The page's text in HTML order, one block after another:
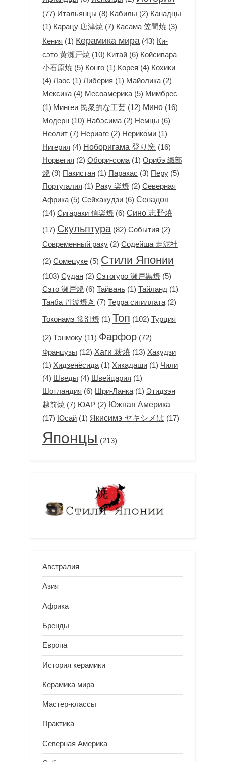
(77) Итальянцы (8) Кабилы (2) Канадцы
(1) Карацу 唐津焼 (7) Касама 笠間焼 (3)
Кения (1) Керамика мира (43) Ки-
сэто 黄瀬戸焼 (10) Китай (6) Койсивара
小石原焼 (5) Конго (1) Корея (4) Кохики
(4) Лаос (1) Либерия (1) Майолика (2)
Мексика (4) Месоамерика (5) Мимбрес
(1) Мингеи 民衆的な工芸 (12) Мино (16)
Модерн (10) Набэсима (2) Немцы (6)
Неолит (7) Нериаге (2) Нерикоми (1)
Нигерия (4) Ноборигама 登り窯 (16)
Норвегия (2) Обори-сома (1) Орибэ 織部
焼 (9) Пакистан (1) Паракас (3) Перу (5)
Португалия (1) Раку 楽焼 (2) Северная
Африка (5) Сейхакудзи (6) Селадон
(14) Сигараки 信楽焼 (6) Сино 志野焼
(17) Скульптура (82) События (2)
Современный раку (2) Содейша 走泥社
(2) Сомецуке (5) Стили Японии
(103) Судан (2) Сэтогуро 瀬戸黒焼 (5)
Сэто 瀬戸焼 (6) Тайвань (1) Тайланд (1)
Танба 丹波焼き (7) Терра сигиллата (2)
Токонамэ 常滑焼 (1) Топ (102) Турция
(2) Тэнмоку (11) Фарфор (72)
Французы (12) Хаги 萩焼 (13) Хакудзи
(1) Хидзенёсида (1) Хикадаши (1) Чили
(4) Шведы (4) Швейцария (1)
Шотландия (6) Шри-Ланка (1) Этидзэн
越前焼 (7) ЮАР (2) Южная Америка
(17) Юсай (1) Якисимэ ヤキシメは (17)
Японцы (213)
Австралия
Азия
Африка
Бренды
Европа
История керамики
Керамика мира
Мастер-классы
Практика
Северная Америка